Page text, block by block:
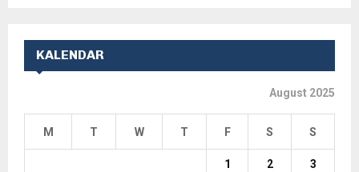
KALENDAR
August 2025
M T W T F S S
1 2 3